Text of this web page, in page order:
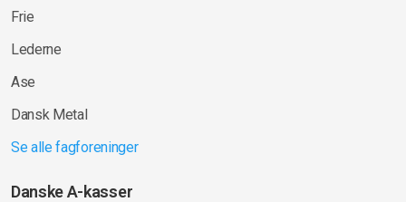
Frie
Lederne
Ase
Dansk Metal
Se alle fagforeninger
Danske A-kasser